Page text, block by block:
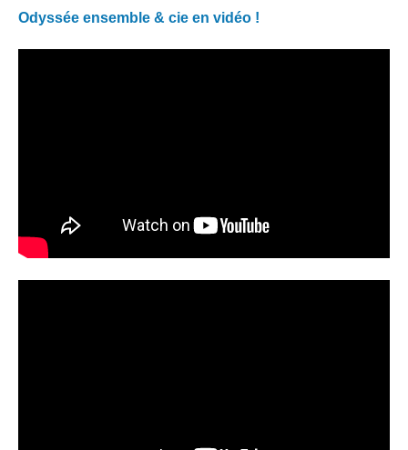
Odyssée ensemble & cie en vidéo !